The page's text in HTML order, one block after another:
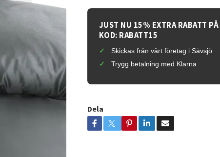
JUST NU 15% EXTRA RABATT
KOD: RABATT15
Skickas från vårt företag i Sävsjö
Trygg betalning med Klarna
Dela